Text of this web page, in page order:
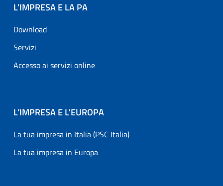
L’IMPRESA E LA PA
Download
Servizi
Accesso ai servizi online
L’IMPRESA E L'EUROPA
La tua impresa in Italia (PSC Italia)
La tua impresa in Europa